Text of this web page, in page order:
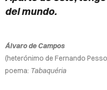
del mundo.​
Álvaro de Campos
(heterónimo de Fernando
poema: Tabaquéria